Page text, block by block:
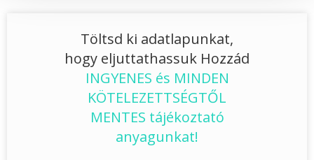
Töltsd ki adatlapunkat,
hogy eljuttathassuk Hozzád
INGYENES és MINDEN
KÖTELEZETTSÉGTŐL
MENTES tájékoztató
anyagunkat!